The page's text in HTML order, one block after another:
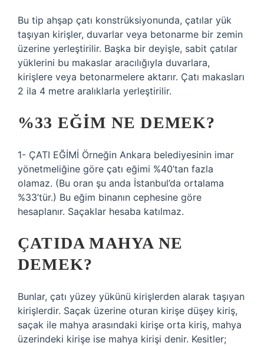
Bu tip ahşap çatı konstrüksiyonunda, çatılar yük
taşıyan kirişler, duvarlar veya betonarme bir zemin
üzerine yerleştirilir. Başka bir deyişle, sabit çatılar
yüklerini bu makaslar aracılığıyla duvarlara,
kirişlere veya betonarmelere aktarır. Çatı makasları
2 ila 4 metre aralıklarla yerleştirilir.
%33 EĞIM NE DEMEK?
1- ÇATI EĞİMİ Örneğin Ankara belediyesinin imar
yönetmeliğine göre çatı eğimi %40’tan fazla
olamaz. (Bu oran şu anda İstanbul’da ortalama
%33’tür.) Bu eğim binanın cephesine göre
hesaplanır. Saçaklar hesaba katılmaz.
ÇATIDA MAHYA NE
DEMEK?
Bunlar, çatı yüzey yükünü kirişlerden alarak taşıyan
kirişlerdir. Saçak üzerine oturan kirişe düşey kiriş,
saçak ile mahya arasındaki kirişe orta kiriş, mahya
üzerindeki kirişe ise mahya kirişi denir. Kesitler;